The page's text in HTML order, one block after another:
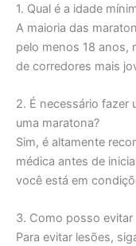
1. Qual é a idade
A maioria das
pelo menos 18 anos,
de corredores mais
2. É necessário fazer
uma maratona?
Sim, é altamente
médica antes de
você está em
3. Como posso
Para evitar lesões,